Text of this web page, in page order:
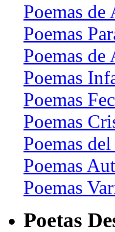
Poemas de
Poemas
Poemas de
Poemas
Poemas
Poemas
Poemas
Poemas
Poemas
Poetas